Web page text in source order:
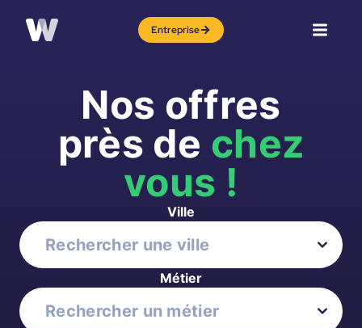
Entreprise
Nos offres
près de chez
vous !
Ville
Métier